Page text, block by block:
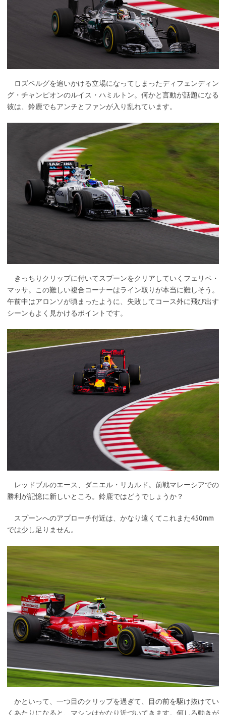
ロズベルグを追いかける立場になってしまったディフェンディン
グ・チャンピオンのルイス・ハミルトン。何かと言動が話題になる
彼は、鈴鹿でもアンチとファンが入り乱れています。
きっちりクリップに付いてスプーンをクリアしていくフェリペ・
マッサ。この難しい複合コーナーはライン取りが本当に難しそう。
午前中はアロンソが填まったように、失敗してコース外に飛び出す
シーンもよく見かけるポイントです。
レッドブルのエース、ダニエル・リカルド。前戦マレーシアでの
勝利が記憶に新しいところ。鈴鹿ではどうでしょうか？
スプーンへのアプローチ付近は、かなり遠くてこれまた450mm
では少し足りません。
かといって、一つ目のクリップを過ぎて、目の前を駆け抜けてい
くあたりになると、マシンはかなり近づいてきます。何しろ動きが